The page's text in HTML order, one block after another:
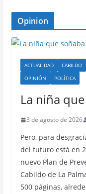
Opinion
ACTUALIDAD CABILDO
OPINIÓN
POLÍTICA
La niña
3 de agosto de 2026
Pero, para
del futuro está en
nuevo Plan de
Cabildo de La
500 páginas,